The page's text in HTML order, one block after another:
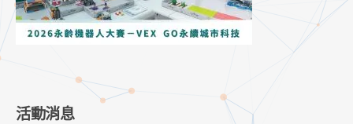
活動消息